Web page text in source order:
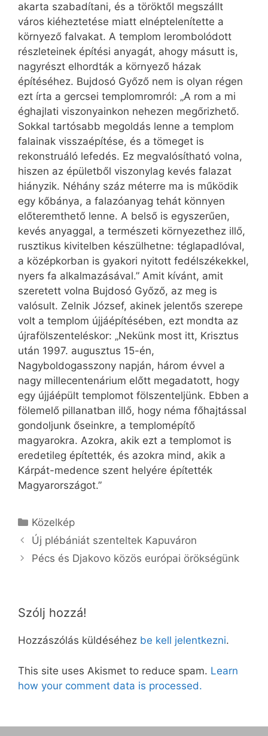
akarta szabadítani, és a töröktől megszállt
város kiéheztetése miatt elnéptelenítette a
környező falvakat. A templom lerombolódott
részleteinek építési anyagát, ahogy másutt is,
nagyrészt elhordták a környező házak
építéséhez. Bujdosó Győző nem is olyan régen
ezt írta a gercsei templomromról: „A rom a mi
éghajlati viszonyainkon nehezen megőrizhető.
Sokkal tartósabb megoldás lenne a templom
falainak visszaépítése, és a tömeget is
rekonstruáló lefedés. Ez megvalósítható volna,
hiszen az épületből viszonylag kevés falazat
hiányzik. Néhány száz méterre ma is működik
egy kőbánya, a falazóanyag tehát könnyen
előteremthető lenne. A belső is egyszerűen,
kevés anyaggal, a természeti környezethez illő,
rusztikus kivitelben készülhetne: téglapadlóval,
a középkorban is gyakori nyitott fedélszékekkel,
nyers fa alkalmazásával.” Amit kívánt, amit
szeretett volna Bujdosó Győző, az meg is
valósult. Zelnik József, akinek jelentős szerepe
volt a templom újjáépítésében, ezt mondta az
újrafölszenteléskor: „Nekünk most itt, Krisztus
után 1997. augusztus 15-én,
Nagyboldogasszony napján, három évvel a
nagy millecentenárium előtt megadatott, hogy
egy újjáépült templomot fölszenteljünk. Ebben a
fölemelő pillanatban illő, hogy néma főhajtással
gondoljunk őseinkre, a templomépítő
magyarokra. Azokra, akik ezt a templomot is
eredetileg építették, és azokra mind, akik a
Kárpát-medence szent helyére építették
Magyarországot.”
Kategória
Közelkép
Új plébániát szenteltek Kapuváron
Pécs és Djakovo közös európai örökségünk
Szólj hozzá!
Hozzászólás küldéséhez be kell jelentkezni.
This site uses Akismet to reduce spam. Learn
how your comment data is processed.